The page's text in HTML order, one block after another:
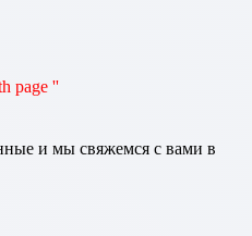
page ''
и мы свяжемся с вами в